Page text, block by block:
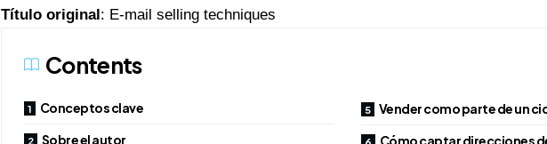
Título original : E-mail selling techniques
Contents
Conceptos clave
Sobre el autor
Vender como parte de un
Cómo captar direcciones